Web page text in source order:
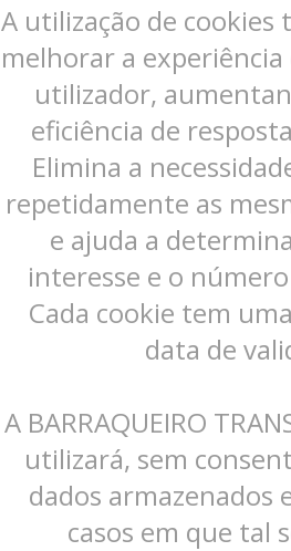
A utilização de cookies
melhorar a experiência
utilizador,
eficiência de
Elimina a
repetidamente as
e ajuda a
interesse e o
Cada cookie tem
data de
A BARRAQUEIRO
utilizará, sem
dados armazenados
casos em que tal